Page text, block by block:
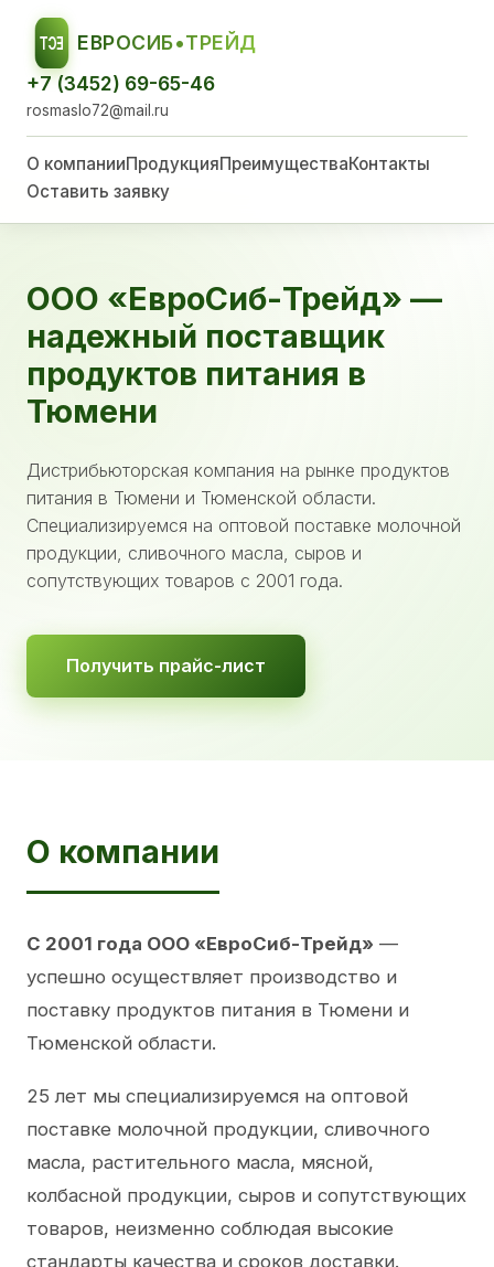
ЕСТ
ЕВРОСИБ•ТРЕЙД
+7 (3452) 69-65-46
rosmaslo72@mail.ru
О компанииПродукцияПреимуществаКонтакты
Оставить заявку
ООО «ЕвроСиб-Трейд» —
надежный поставщик
продуктов питания в
Тюмени
Дистрибьюторская компания на рынке продуктов
питания в Тюмени и Тюменской области.
Специализируемся на оптовой поставке молочной
продукции, сливочного масла, сыров и
сопутствующих товаров с 2001 года.
Получить прайс-лист
О компании
С 2001 года ООО «ЕвроСиб-Трейд» —
успешно осуществляет производство и
поставку продуктов питания в Тюмени и
Тюменской области.
25 лет мы специализируемся на оптовой
поставке молочной продукции, сливочного
масла, растительного масла, мясной,
колбасной продукции, сыров и сопутствующих
товаров, неизменно соблюдая высокие
стандарты качества и сроков доставки.